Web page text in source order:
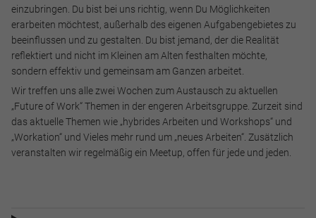
einzubringen. Du bist bei uns richtig, wenn Du Möglichkeiten
erarbeiten möchtest, außerhalb des eigenen Aufgabengebietes zu
beeinflussen und zu gestalten. Du bist jemand, der die Realität
reflektiert und nicht im Kleinen am Alten festhalten möchte,
sondern effektiv und gemeinsam am Ganzen arbeitet.
Wir treffen uns alle zwei Wochen zum Austausch zu aktuellen
„Future of Work“ Themen in der engeren Arbeitsgruppe. Zurzeit sind
das aktuelle Themen wie „hybrides Arbeiten und Workshops“ und
„Workation“ und Vieles mehr rund um „neues Arbeiten“. Zusätzlich
veranstalten wir regelmäßig ein Meetup, offen für jede und jeden.